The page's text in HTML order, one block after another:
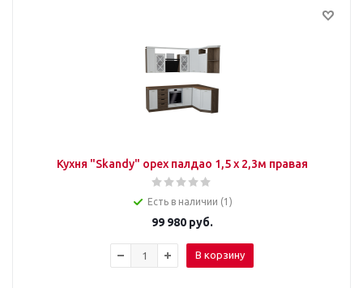
Кухня "Skandy" орех палдао 1,5 х 2,3м правая
Есть в наличии (1)
99 980руб.
В корзину